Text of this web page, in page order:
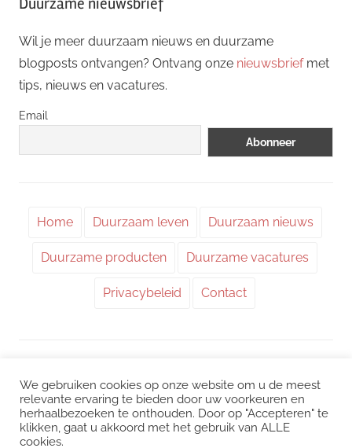
Wil je meer duurzaam nieuws en duurzame
blogposts ontvangen? Ontvang onze nieuwsbriefmet
tips, nieuws en vacatures.
Email
Home Duurzaam leven Duurzaam nieuws
Duurzame producten Duurzame vacatures
Privacybeleid Contact
Instagram|Facebook| LinkedIn |Twitter
We gebruiken cookies op onze website om u de meest
relevante ervaring te bieden door uw voorkeuren en
herhaalbezoeken te onthouden. Door op "Accepteren" te
klikken, gaat u akkoord met het gebruik van ALLE
cookies.